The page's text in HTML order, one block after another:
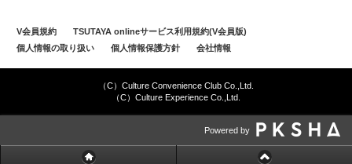
V会員規約
TSUTAYA onlineサービス利用規約(V会員版)
個人情報の取り扱い
個人情報保護方針 会社情報
（C）Culture Convenience Club Co.,Ltd.
（C）Culture Experience Co.,Ltd.
Powered by